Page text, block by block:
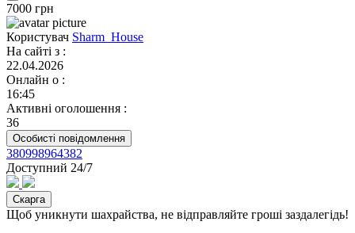
7000 грн
Користувач Sharm_House
На сайті з :
22.04.2026
Онлайн о :
16:45
Активні оголошення :
36
Особисті повідомлення
380998964382
Доступний 24/7
Скарга
Щоб уникнути шахрайства, не відправляйте гроші заздалегідь!